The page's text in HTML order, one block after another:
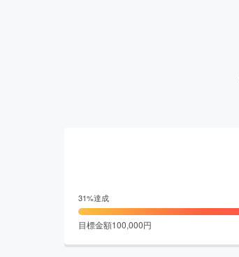
31%達成
目標金額100,000円